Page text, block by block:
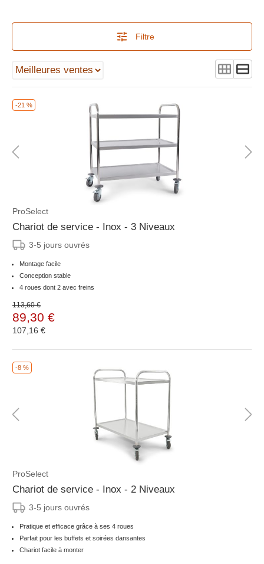
Filtre
-21 %
ProSelect
Chariot de service - Inox - 3 Niveaux
3-5 jours ouvrés
Montage facile
Conception stable
4 roues dont 2 avec freins
113,60 €
89,30 €
107,16 €
-8 %
ProSelect
Chariot de service - Inox - 2 Niveaux
3-5 jours ouvrés
Pratique et efficace grâce à ses 4 roues
Parfait pour les buffets et soirées dansantes
Chariot facile à monter